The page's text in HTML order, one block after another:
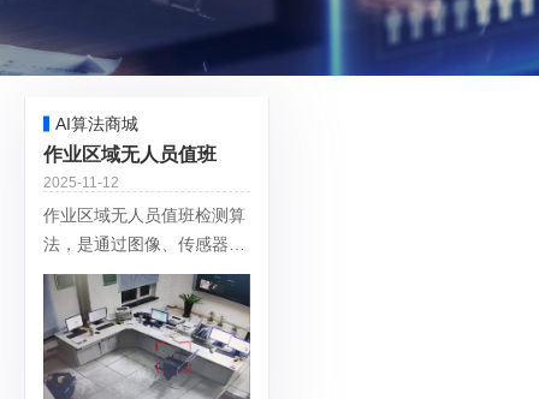
AI算法商城
作业区域无人员值班
2025-11-12
​作业区域无人员值班检测算
法，是通过图像、传感器等
数据识别区域内是否有值守
人员，核心实现 “无人状态
精准判定 + 实时异常预
警”，广泛应用于需专人值
守的安全敏感或关键作业场